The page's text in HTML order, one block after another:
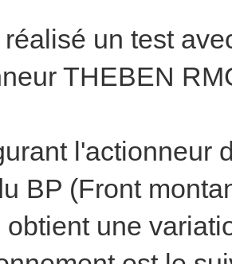
un test
THEBEN
l'actionneur
BP (Front
obtient une